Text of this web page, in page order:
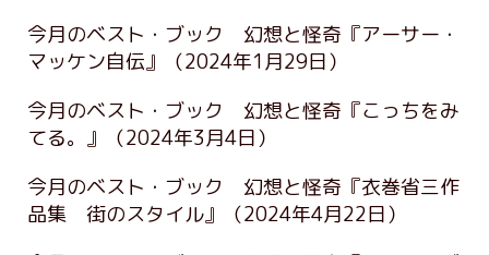
今月のベスト・ブック 幻想と怪奇『アーサー・
マッケン自伝』
（2024年1月29日）
今月のベスト・ブック 幻想と怪奇『こっちをみ
てる。』
（2024年3月4日）
今月のベスト・ブック 幻想と怪奇『衣巻省三作
品集 街のスタイル』
（2024年4月22日）